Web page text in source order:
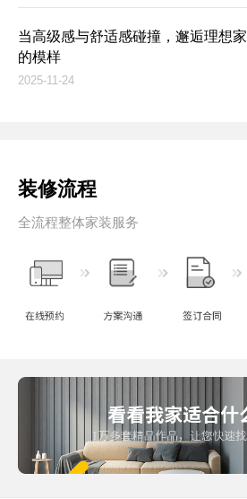
当高级感与舒适感碰撞，邂逅理想家
的模样
2025-11-24
装修流程
全流程整体家装服务